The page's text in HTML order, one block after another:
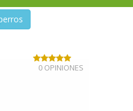
0 OPINIONES